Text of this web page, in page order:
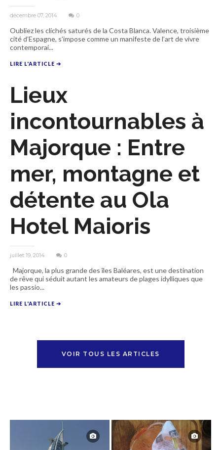
décembre 07, 2014 0
Oubliez les clichés saturés de la Costa Blanca. Valence, troisième
cité d’Espagne, s’impose comme un manifeste de l’art de vivre
contemporai...
LIRE L'ARTICLE ➔
Lieux
incontournables à
Majorque : Entre
mer, montagne et
détente au Ola
Hotel Maioris
juillet 19, 2014 0
Majorque, la plus grande des îles Baléares, est une destination
de rêve qui séduit autant les amateurs de plages idylliques que
les passio...
LIRE L'ARTICLE ➔
VOIR TOUS LES ARTICLES